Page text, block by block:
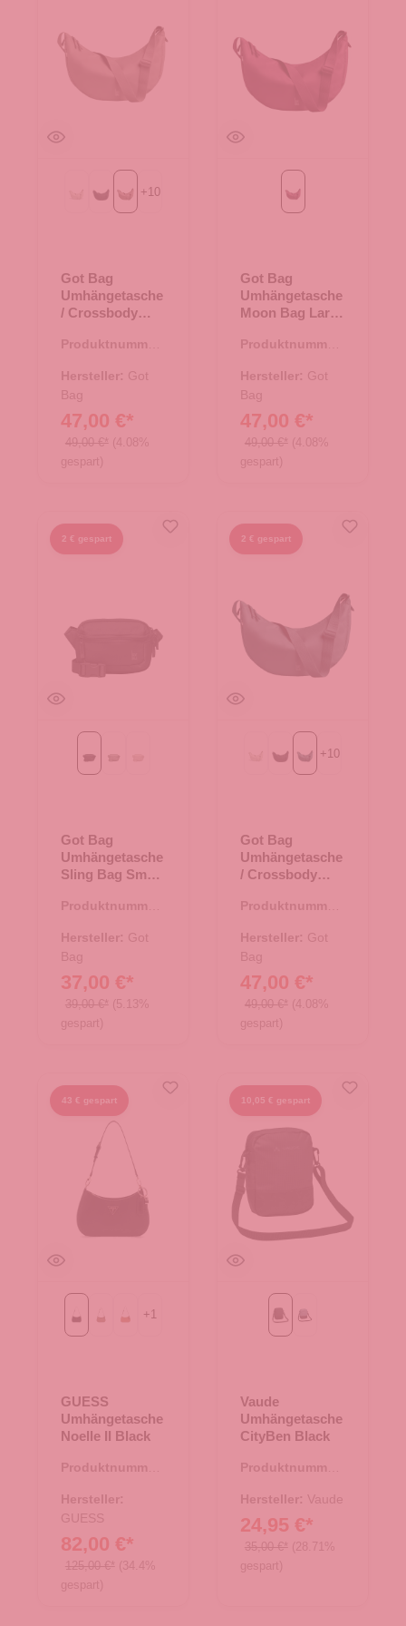
Beach Foam
Blackseal
+ 10
Got Bag
Umhängetasche
/ Crossbody
seal
Produktnummer:
Hersteller: Got
Bag
47,00 €*
49,00 €* (4.08%
gespart)
Kraken
Got Bag
Umhängetasche
Moon Bag Large
Produktnummer:
Hersteller: Got
Bag
47,00 €*
49,00 €* (4.08%
gespart)
2 € gespart
Blackbass
Got Bag
Umhängetasche
Sling Bag Small
Produktnummer:
Hersteller: Got
Bag
37,00 €*
39,00 €* (5.13%
gespart)
2 € gespart
Beach Foam
Blacksea teal mono
+ 10
Got Bag
Umhängetasche
/ Crossbody
sea teal mono
Produktnummer:
Hersteller: Got
Bag
47,00 €*
49,00 €* (4.08%
gespart)
43 € gespart
BlackLatte Logo/Brown
Light Cognac
+1
GUESS
Umhängetasche
Noelle II Black
Produktnummer:
Hersteller:
GUESS
82,00 €*
125,00 €* (34.4%
gespart)
10,05 € gespart
Blackheron
Vaude
Umhängetasche
CityBen Black
Produktnummer:
Hersteller: Vaude
24,95 €*
35,00 €* (28.71%
gespart)